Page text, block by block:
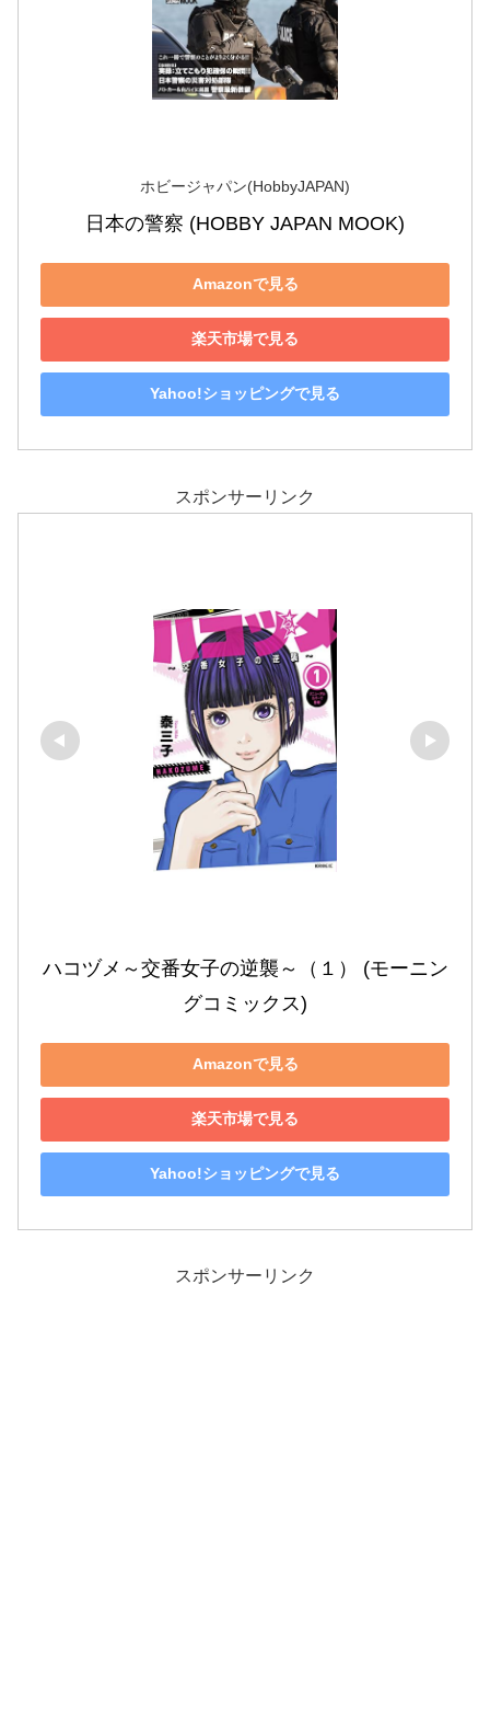
ホビージャパン(HobbyJAPAN)
日本の警察 (HOBBY JAPAN MOOK)
Amazonで見る
楽天市場で見る
Yahoo!ショッピングで見る
スポンサーリンク
ハコヅメ～交番女子の逆襲～（１） (モーニン
グコミックス)
Amazonで見る
楽天市場で見る
Yahoo!ショッピングで見る
スポンサーリンク